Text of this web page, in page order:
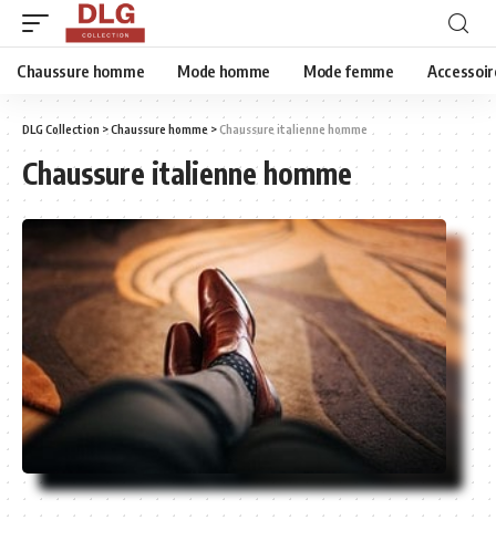
Chaussure homme Mode homme Mode femme
DLG Collection >Chaussure homme >Chaussure italienne homme
Chaussure italienne homme